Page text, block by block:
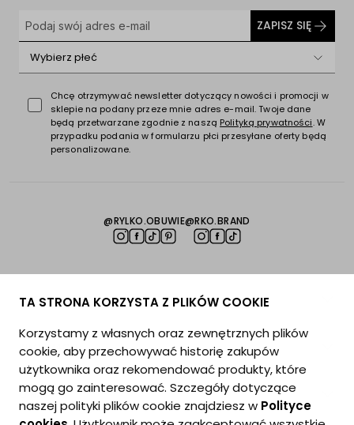
TA STRONA KORZYSTA Z PLIKÓW COOKIE
Korzystamy z własnych oraz zewnętrznych plików
cookie, aby przechowywać historię zakupów
użytkownika oraz rekomendować produkty, które
mogą go zainteresować. Szczegóły dotyczące
naszej polityki plików cookie znajdziesz w Polityce
ZAPISZ SIĘ
Wybierz płeć
Chcę otrzymywać newsletter dotyczący nowości i promocji w
sklepie na podany przeze mnie adres e-mail. Twoje dane
będą przetwarzane zgodnie z naszą Polityką prywatności. W
przypadku podania w formularzu płci przesyłane oferty będą
personalizowane.
POTRZEBUJESZ POMOCY?
INFORMACJE
O NAS
@RYLKO.OBUWIE@RKO.BRAND